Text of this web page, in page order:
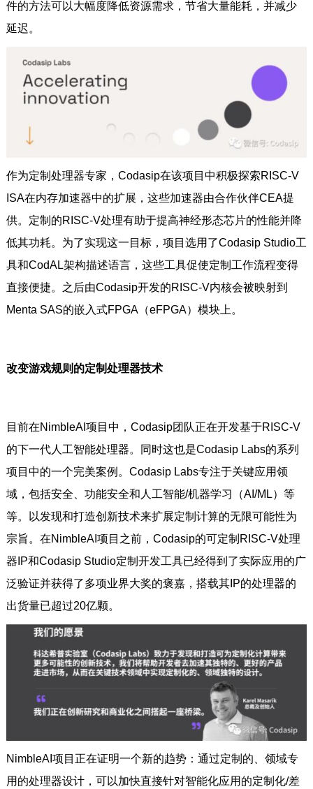
件的方法可以大幅度降低资源需求，节省大量能耗，并减少
延迟。
作为定制处理器专家，Codasip在该项目中积极探索RISC-V
ISA在内存加速器中的扩展，这些加速器由合作伙伴CEA提
供。定制的RISC-V处理有助于提高神经形态芯片的性能并降
低其功耗。为了实现这一目标，项目选用了Codasip Studio工
具和CodAL架构描述语言，这些工具促使定制工作流程变得
直接便捷。之后由Codasip开发的RISC-V内核会被映射到
Menta SAS的嵌入式FPGA（eFPGA）模块上。
改变游戏规则的定制处理器技术
目前在NimbleAI项目中，Codasip团队正在开发基于RISC-V
的下一代人工智能处理器。同时这也是Codasip Labs的系列
项目中的一个完美案例。Codasip Labs专注于关键应用领
域，包括安全、功能安全和人工智能/机器学习（AI/ML）等
等。以发现和打造创新技术来扩展定制计算的无限可能性为
宗旨。在NimbleAI项目之前，Codasip的可定制RISC-V处理
器IP和Codasip Studio定制开发工具已经得到了实际应用的广
泛验证并获得了多项业界大奖的褒嘉，搭载其IP的处理器的
出货量已超过20亿颗。
NimbleAI项目正在证明一个新的趋势：通过定制的、领域专
用的处理器设计，可以加快直接针对智能化应用的定制化/差